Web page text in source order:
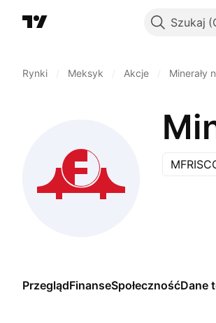
Szukaj
Rynki Meksyk Akcje Minerały
PrzeglądFinanseSpołecznośćDane